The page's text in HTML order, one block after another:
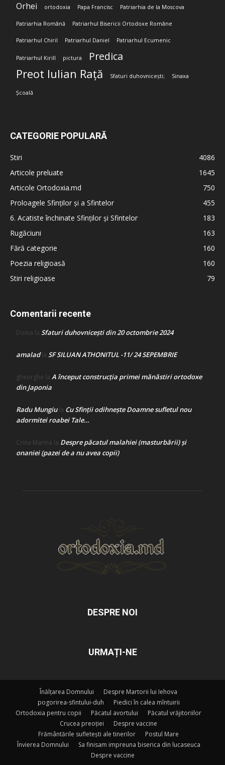
Orhei ortodoxia Papa Francisc Patriarhia de la Moscova
Patriarhia Română Patriarhul Bisericii Ortodoxe Române
Patriarhul Chiril Patriarhul Daniel Patriarhul Ecumenic
Patriarhul Kirill pictura Predica
Preot Iulian Rață Sfaturi duhovnicești; Sinaxa
Școală
CATEGORIE POPULARĂ
Stiri
4086
Articole preluate
1645
Articole Ortodoxia.md
750
Proloagele Sfinților și a Sfintelor
455
6. Acatiste închinate Sfinților și Sfintelor
183
Rugăciuni
163
Fără categorie
160
Poezia religioasă
160
Stiri religioase
79
Comentarii recente
Doina la Sfaturi duhovnicești din 20 octombrie 2024
amaladla SF SILUAN ATHONITUL -11/ 24 SEPEMBRIE
gheorghe la A început construcţia primei mănăstiri ortodoxe
din Japonia
Radu Mungiula Cu Sfinții odihnește Doamne sufletul nou
adormitei roabei Tale…
Crina Marina la Despre păcatul malahiei (masturbării) şi
onaniei (pazei de a nu avea copii)
DESPRE NOI
URMAȚI-NE
Înălțarea Domnului
Despre Martorii lui Iehova
pogorirea-sfintului-duh
Piedici în calea mîntuirii
Ortodoxia pentru copii
Păcatul avortului
Păcatul vrăjitoriilor
Crucea preoției
Despre vaccine
Frământările sufletești ale tinerilor
Postul Mare
Învierea Domnului
Sa finisam impreuna biserica din lucaseuca
Despre vaccine